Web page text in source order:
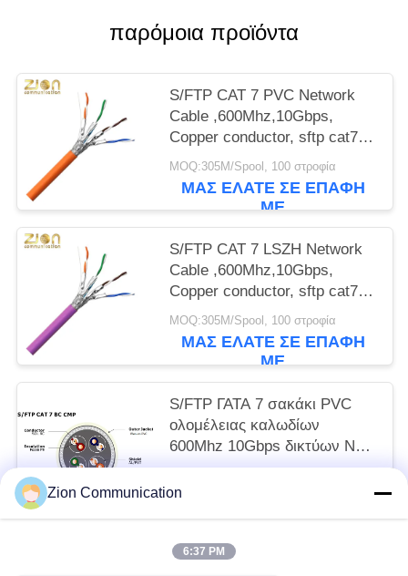
παρόμοια προϊόντα
S/FTP CAT 7 PVC Network
Cable ,600Mhz,10Gbps,
Copper conductor, sftp cat7
ethernet cable, cat7 lan cable
NO 7112402
MOQ:305M/Spool, 100 στροφία
ΜΑΣ ΕΛΆΤΕ ΣΕ ΕΠΑΦΉ
ΜΕ
S/FTP CAT 7 LSZH Network
Cable ,600Mhz,10Gbps,
Copper conductor, sftp cat7
ethernet cable, cat7 lan cable
NO 7112406
MOQ:305M/Spool, 100 στροφία
ΜΑΣ ΕΛΆΤΕ ΣΕ ΕΠΑΦΉ
ΜΕ
S/FTP ΓΑΤΑ 7 σακάκι PVC
ολομέλειας καλωδίων
600Mhz 10Gbps δικτύων ΝΟ
7112405
ΜΑΣ ΕΛΆΤΕ ΣΕ ΕΠΑΦΉ
ΜΕ
Zion Communication
6:37 PM